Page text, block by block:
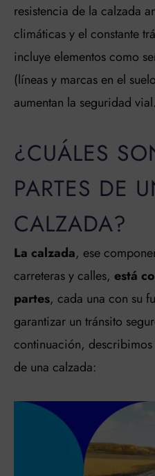
resistencia de la calzada
climáticas y el constante
incluye elementos como
(líneas y marcas en el
aumentan la seguridad vial.
¿CUÁLES
PARTES DE
CALZADA?
La calzada, ese
carreteras y calles, está
partes, cada una con su
garantizar un tránsito
continuación, describimos
de una calzada: